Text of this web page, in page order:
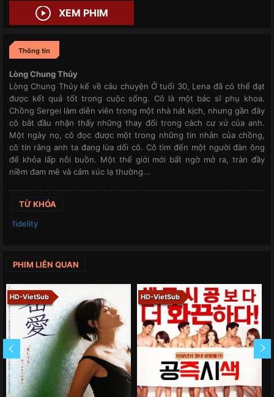
XEM PHIM
Thông tin
Lòng Chung Thủy
Lòng Chung Thủy kể về câu chuyện Ở tuổi 30, Lena đã có thể đạt
được kết quả tốt trong cuộc sống. Cô là một bác sĩ phụ khoa.
Chồng Sergei làm diễn viên trong một nhà hát kịch, nhưng gần đây
cô bắt đầu nhận thấy những thay đổi trong cách cư xử của anh.
Một ngày nọ, cô đọc được một trong những tin nhắn của chồng,
cô tin rằng anh ta đang lừa dối cô. Cô tìm đến một người đàn ông
để khỏa lấp nỗi buồn. Một thế giới mới bất ngờ mở ra, tràn đầy
niềm đam mê và cảm xúc lạ thường...
TỪ KHÓA
fidelity
PHIM LIÊN QUAN
HD-VietSub HD-VietSub